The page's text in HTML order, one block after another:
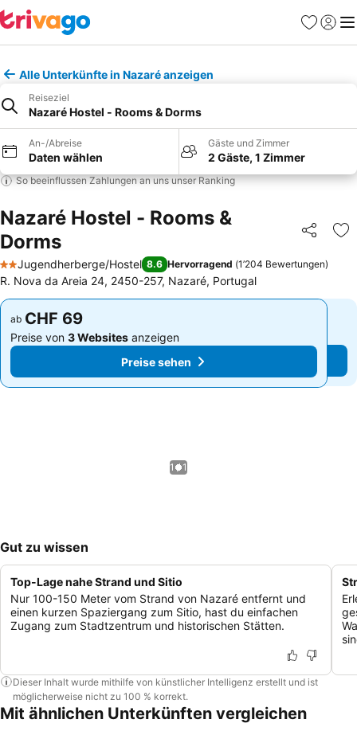
Favoriten
Alle Unterkünfte in Nazaré anzeigen
Reiseziel
Nazaré Hostel - Rooms & Dorms
An-/Abreise
Daten wählen
Gäste und Zimmer
2 Gäste, 1 Zimmer
So beeinflussen Zahlungen an uns unser Ranking
Nazaré Hostel - Rooms &
Dorms
Teilen
2 Sterne
Jugendherberge/Hostel 8.6 Hervorragend (1’204 Bewertungen)
R. Nova da Areia 24, 2450-257, Nazaré, Portugal
ab CHF 69
Preise von 3 Websitesanzeigen
Preise sehen
ab CHF 69
Preise von 3 Websites anzeigen
Preise sehen
1 / 1
Gut zu wissen
Top-Lage nahe Strand und Sitio
Nur 100-150 Meter vom Strand von Nazaré entfernt und
einen kurzen Spaziergang zum Sitio, hast du einfachen
Zugang zum Stadtzentrum und historischen Stätten.
Dieser Inhalt wurde mithilfe von künstlicher Intelligenz erstellt und ist
möglicherweise nicht zu 100 % korrekt.
Mit ähnlichen Unterkünften vergleichen